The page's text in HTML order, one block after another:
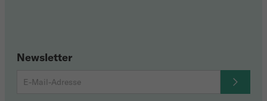
Newsletter